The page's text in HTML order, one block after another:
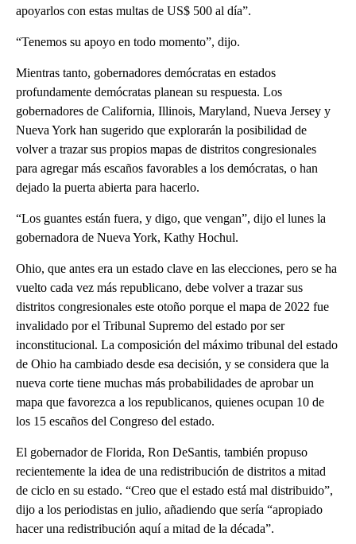
apoyarlos con estas multas de US$ 500 al día”.
“Tenemos su apoyo en todo momento”, dijo.
Mientras tanto, gobernadores demócratas en estados
profundamente demócratas planean su respuesta. Los
gobernadores de California, Illinois, Maryland, Nueva Jersey y
Nueva York han sugerido que explorarán la posibilidad de
volver a trazar sus propios mapas de distritos congresionales
para agregar más escaños favorables a los demócratas, o han
dejado la puerta abierta para hacerlo.
“Los guantes están fuera, y digo, que vengan”, dijo el lunes la
gobernadora de Nueva York, Kathy Hochul.
Ohio, que antes era un estado clave en las elecciones, pero se ha
vuelto cada vez más republicano, debe volver a trazar sus
distritos congresionales este otoño porque el mapa de 2022 fue
invalidado por el Tribunal Supremo del estado por ser
inconstitucional. La composición del máximo tribunal del estado
de Ohio ha cambiado desde esa decisión, y se considera que la
nueva corte tiene muchas más probabilidades de aprobar un
mapa que favorezca a los republicanos, quienes ocupan 10 de
los 15 escaños del Congreso del estado.
El gobernador de Florida, Ron DeSantis, también propuso
recientemente la idea de una redistribución de distritos a mitad
de ciclo en su estado. “Creo que el estado está mal distribuido”,
dijo a los periodistas en julio, añadiendo que sería “apropiado
hacer una redistribución aquí a mitad de la década”.